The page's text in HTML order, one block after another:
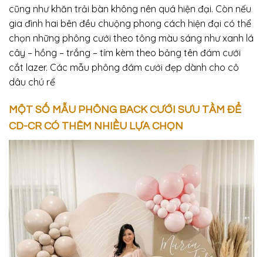
cũng như khăn trải bàn không nên quá hiện đại. Còn nếu
gia đình hai bên đều chuộng phong cách hiện đại có thể
chọn những phông cưới theo tông màu sáng như xanh lá
cây – hồng – trắng – tím kèm theo bảng tên đám cưới
cắt lazer. Các mẫu phông đám cưới đẹp dành cho cô
dâu chú rể
MỘT SỐ MẪU PHÔNG BACK CƯỚI SƯU TẦM ĐỂ
CD-CR CÓ THÊM NHIỀU LỰA CHỌN